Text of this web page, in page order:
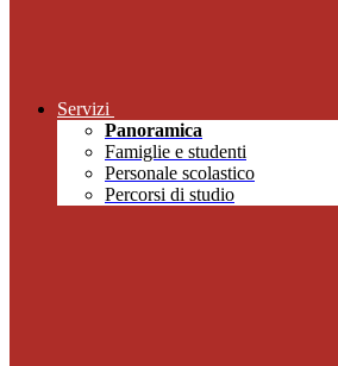
Servizi
Panoramica
Famiglie e studenti
Personale scolastico
Percorsi di studio